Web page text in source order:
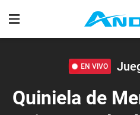
EN VIVO
Quiniela de